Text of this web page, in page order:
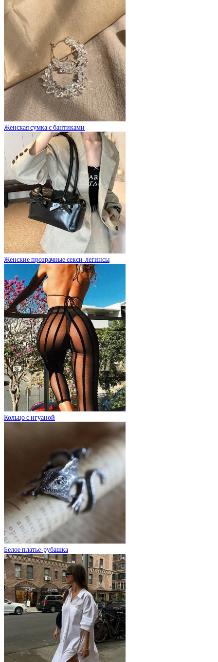
Женская сумка с бантиками
Женские прозрачные секси-легинсы
Кольцо с игуаной
Белое платье-рубашка